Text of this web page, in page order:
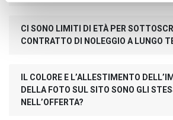
CI SONO LIMITI DI ETÀ PER
CONTRATTO DI NOLEGGIO A LUNGO
IL COLORE E L’ALLESTIMENTO
DELLA FOTO SUL SITO SONO GLI
NELL’OFFERTA?